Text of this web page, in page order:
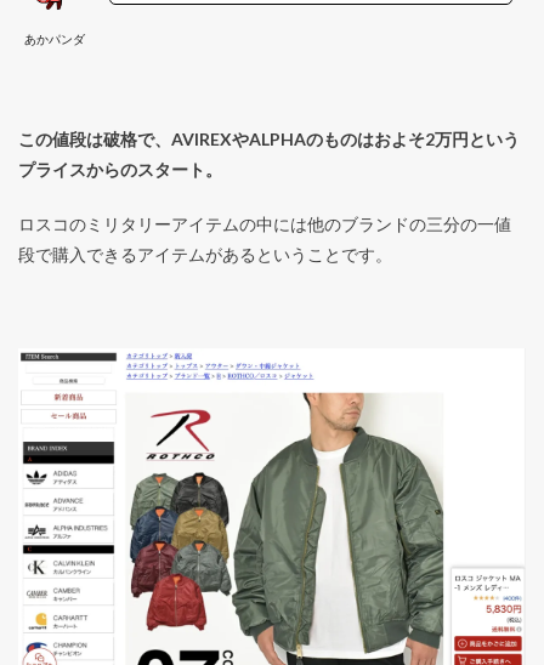
あかパンダ
この値段は破格で、AVIREXやALPHAのものはおよそ2万円という
プライスからのスタート。
ロスコのミリタリーアイテムの中には他のブランドの三分の一値
段で購入できるアイテムがあるということです。